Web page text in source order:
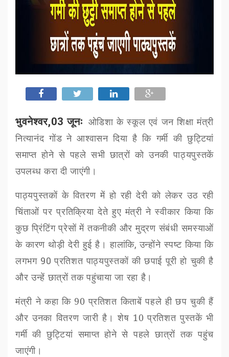
भुवनेश्वर,03 जूनः ओडिशा के स्कूल एवं जन शिक्षा मंत्री
नित्यानंद गोंड ने आश्वासन दिया है कि गर्मी की छुट्टियां
समाप्त होने से पहले सभी छात्रों को उनकी पाठ्यपुस्तकें
उपलब्ध करा दी जाएंगी।
पाठ्यपुस्तकों के वितरण में हो रही देरी को लेकर उठ रही
चिंताओं पर प्रतिक्रिया देते हुए मंत्री ने स्वीकार किया कि
कुछ प्रिंटिंग प्रेसों में तकनीकी और मुद्रण संबंधी समस्याओं
के कारण थोड़ी देरी हुई है। हालांकि,उन्होंने स्पष्ट किया कि
लगभग 90प्रतिशत पाठ्यपुस्तकों की छपाई पूरी हो चुकी है
और उन्हें छात्रों तक पहुंचाया जा रहा है।
मंत्री ने कहाकि 90 प्रतिशत किताबें पहले ही छप चुकी हैं
और उनका वितरण जारी है। शेष 10 प्रतिशत पुस्तकें भी
गर्मी की छुट्टियां समाप्त होने से पहले छात्रों तक पहुंच
जाएंगी।